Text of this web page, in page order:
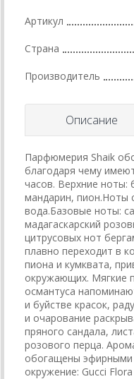
Артикул
Страна
Производитель
Описание
Парфюмерия Shaik
благодаря чему
часов. Верхние ноты:
мандарин, пион.Ноты
вода.Базовые ноты:
мадагаскарский
цитрусовых нот
плавно переходит в
пиона и кумквата,
окружающих. Мягкие
османтуса
и буйстве красок,
и очарование
пряного сандала,
розового перца.
обогащены эфирными
окружение: Gucci